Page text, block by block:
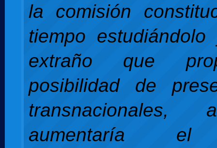
la comisión
tiempo
extraño que
posibilidad de
transnacionales,
aumentaría el